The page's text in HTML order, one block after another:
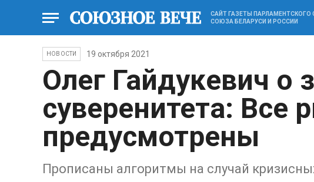
САЙТ ГАЗЕТЫ ПАРЛАМЕНТСКОГО
СОЮЗА БЕЛАРУСИ И РОССИИ
НОВОСТИ 19 октября 2021
Олег Гайдукевич о
суверенитета: Все
предусмотрены
Прописаны алгоритмы на случай